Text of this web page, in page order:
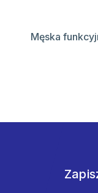
Męska